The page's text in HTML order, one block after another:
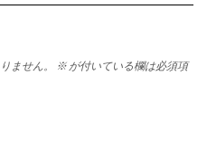
ません。 ※ が付いている欄は必須項